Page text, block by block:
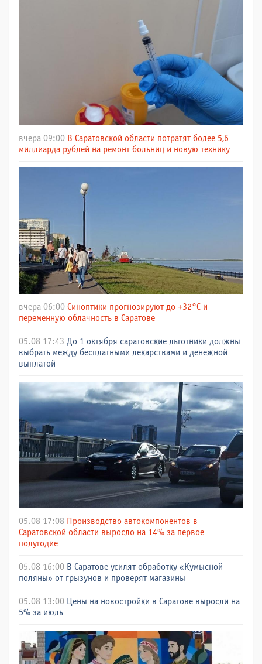
вчера 09:00 В Саратовской области потратят более 5,6
миллиарда рублей на ремонт больниц и новую технику
вчера 06:00 Синоптики прогнозируют до +32°C и
переменную облачность в Саратове
05.08 17:43 До 1 октября саратовские льготники должны
выбрать между бесплатными лекарствами и денежной
выплатой
05.08 17:08 Производство автокомпонентов в
Саратовской области выросло на 14% за первое
полугодие
05.08 16:00 В Саратове усилят обработку «Кумысной
поляны» от грызунов и проверят магазины
05.08 13:00 Цены на новостройки в Саратове выросли на
5% за июль